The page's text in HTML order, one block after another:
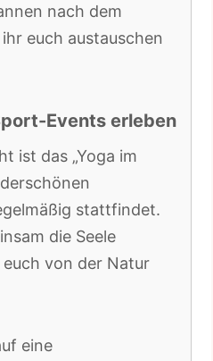
nach dem
euch austauschen
Events erleben
ist das „Yoga im
stattfindet.
die Seele
euch von der Natur
eine